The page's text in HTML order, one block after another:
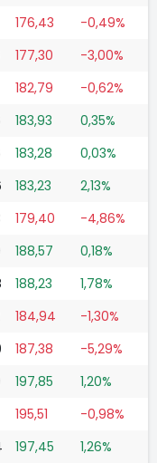
176,43
-0,49%
177,30
-3,00%
182,79
-0,62%
183,93
0,35%
183,28
0,03%
183,23
2,13%
179,40
-4,86%
188,57
0,18%
188,23
1,78%
184,94
-1,30%
187,38
-5,29%
197,85
1,20%
195,51
-0,98%
197,45 1,26%